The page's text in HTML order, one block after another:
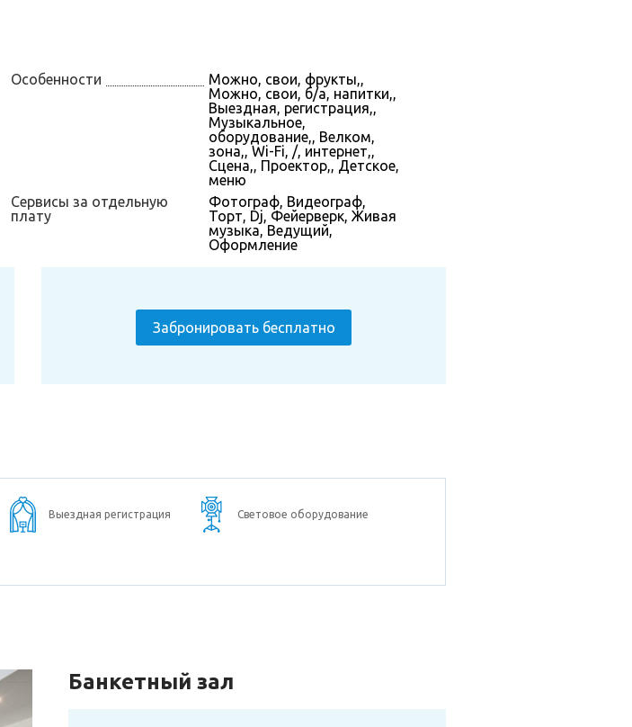
Особенности
Можно, свои, фрукты,,
Можно, свои, б/а, напитки,,
Выездная, регистрация,,
Музыкальное,
оборудование,, Велком,
зона,, Wi-Fi, /, интернет,,
Сцена,, Проектор,, Детское,
меню
Сервисы за отдельную
плату
Фотограф, Видеограф,
Торт, Dj, Фейерверк, Живая
музыка, Ведущий,
Оформление
Забронировать бесплатно
Выездная регистрация Световое оборудование
Банкетный зал